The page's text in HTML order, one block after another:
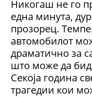
Никогаш не го
една минута,
прозорец.
автомобилот
драматично за
што може да
Секоја година
трагедии кои